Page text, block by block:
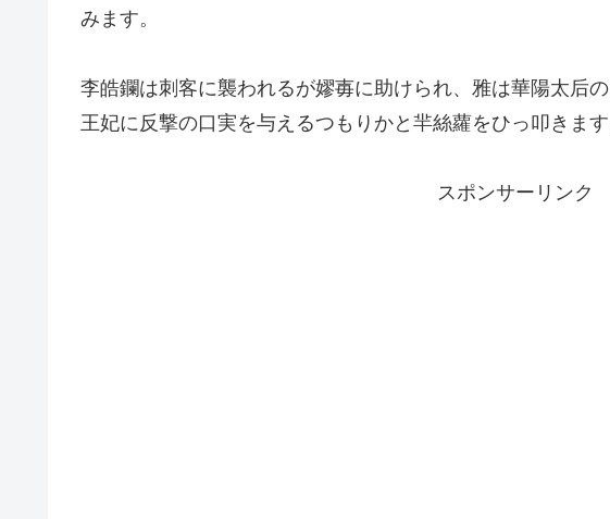
みます。
李皓鑭は刺客に襲われるが嫪毐に助けられ、雅は華陽太后
王妃に反撃の口実を与えるつもりかと羋絲蘿をひっ叩きます
スポンサーリンク